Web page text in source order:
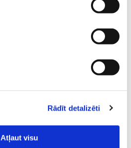
Rādīt detalizēti
Atļaut visu